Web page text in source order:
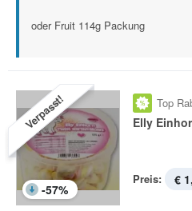
oder Fruit 114g Packung
Verpasst!
-57%
Top
Elly
Preis: €